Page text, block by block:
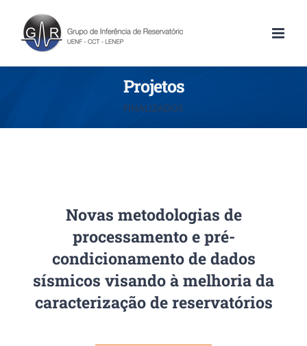
Projetos
FINALIZADOS
Novas metodologias de
processamento e pré-
condicionamento de dados
sísmicos visando à melhoria da
caracterização de reservatórios